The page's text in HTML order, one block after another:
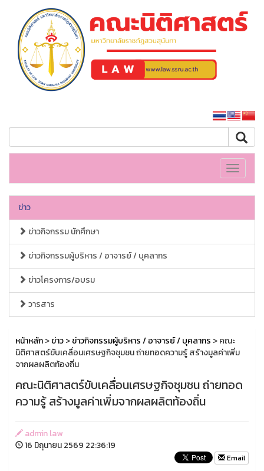
Toggle
ข่าว
ข่าวกิจกรรม นักศึกษา
ข่าวกิจกรรมผู้บริหาร / อาจารย์ / บุคลากร
ข่าวโครงการ/อบรม
วารสาร
หน้าหลัก>ข่าว>ข่าวกิจกรรมผู้บริหาร / อาจารย์ / บุคลากร > คณะ
นิติศาสตร์ขับเคลื่อนเศรษฐกิจชุมชน ถ่ายทอดความรู้ สร้างมูลค่าเพิ่ม
จากผลผลิตท้องถิ่น
คณะนิติศาสตร์ขับเคลื่อนเศรษฐกิจชุมชน ถ่ายทอด
ความรู้ สร้างมูลค่าเพิ่มจากผลผลิตท้องถิ่น
admin law
16 มิถุนายน 2569 22:36:19
Email